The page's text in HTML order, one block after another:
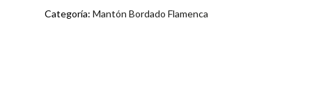
Categoría: Mantón Bordado Flamenca